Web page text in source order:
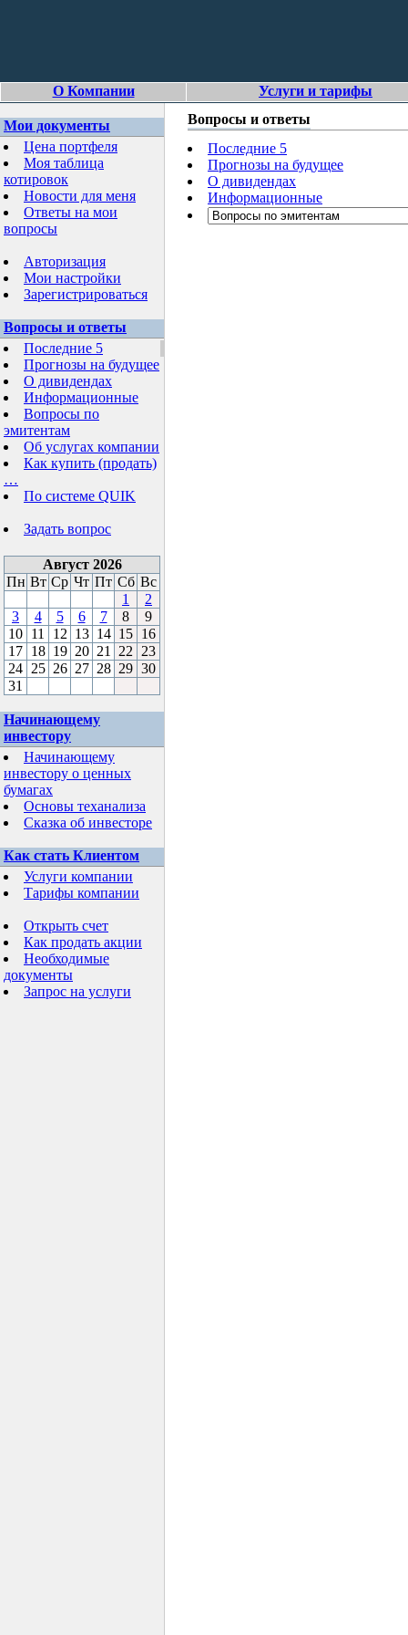
О Компании Услуги и тарифы
Мои документы
Цена портфеля
Моя таблица
котировок
Новости для меня
Ответы на мои
вопросы
Авторизация
Мои настройки
Зарегистрироваться
Вопросы и ответы
Последние 5
Прогнозы на будущее
О дивидендах
Информационные
Вопросы по
эмитентам
Об услугах компании
Как купить (продать)
…
По системе QUIK
Задать вопрос
Август 2026
Пн Вт Ср Чт Пт Сб Вс
1
2
3
4 5 6 7 8
9
10 11 12 13 14 15 16
17 18 19 20 21 22
23
24 25 26 27 28 29 30
31
Начинающему
инвестору
Начинающему
инвестору о ценных
бумагах
Основы теханализа
Сказка об инвесторе
Как стать Клиентом
Услуги компании
Тарифы компании
Открыть счет
Как продать акции
Необходимые
документы
Запрос на услуги
Вопросы и ответы
Последние 5
Прогнозы на будущее
О дивидендах
Информационные